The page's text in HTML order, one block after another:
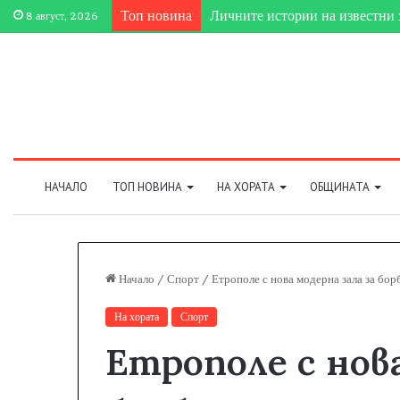
8 август, 2026 Топ новина
НАЧАЛО ТОП НОВИНА НА ХОРАТА ОБЩИНАТА
Начало / Спорт / Етрополе с нова модерна зала за
На хората Спорт
Етрополе с